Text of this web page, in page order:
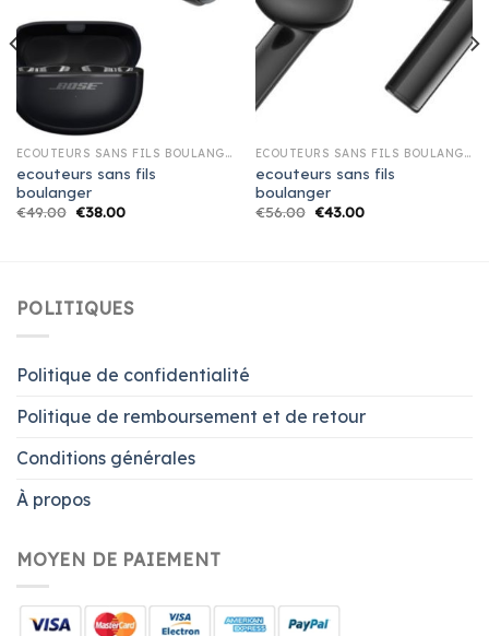
ECOUTEURS SANS FILS BOULANGER
ecouteurs sans fils
boulanger
€49.00 €38.00
ECOUTEURS SANS FILS BOULANGER
ecouteurs sans fils
boulanger
€56.00 €43.00
POLITIQUES
Politique de confidentialité
Politique de remboursement et de retour
Conditions générales
À propos
MOYEN DE PAIEMENT